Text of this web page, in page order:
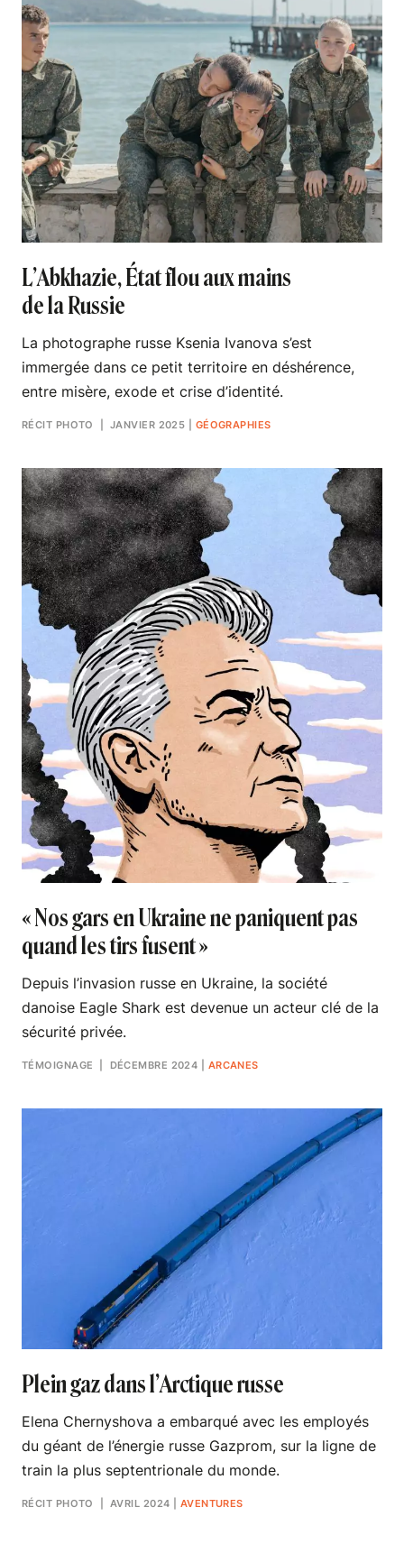
L’Abkhazie, État flou aux mains
de la Russie
La photographe russe Ksenia Ivanova s’est
immergée dans ce petit territoire en déshérence,
entre misère, exode et crise d’identité.
RÉCIT PHOTO | JANVIER 2025 GÉOGRAPHIES
« Nos gars en Ukraine ne paniquent pas
quand les tirs fusent »
Depuis l’invasion russe en Ukraine, la société
danoise Eagle Shark est devenue un acteur clé de la
sécurité privée.
TÉMOIGNAGE | DÉCEMBRE 2024 ARCANES
Plein gaz dans l’Arctique russe
Elena Chernyshova a embarqué avec les employés
du géant de l’énergie russe Gazprom, sur la ligne de
train la plus septentrionale du monde.
RÉCIT PHOTO | AVRIL 2024 AVENTURES